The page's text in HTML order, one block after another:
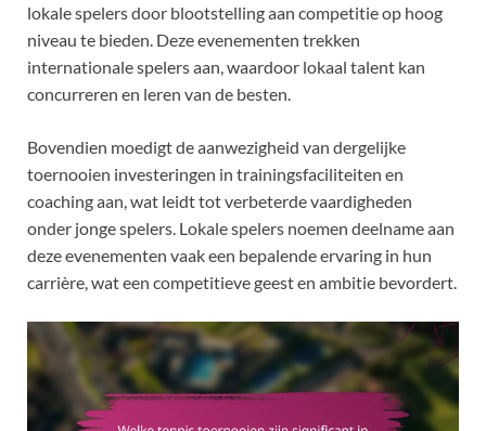
lokale spelers door blootstelling aan competitie op hoog
niveau te bieden. Deze evenementen trekken
internationale spelers aan, waardoor lokaal talent kan
concurreren en leren van de besten.
Bovendien moedigt de aanwezigheid van dergelijke
toernooien investeringen in trainingsfaciliteiten en
coaching aan, wat leidt tot verbeterde vaardigheden
onder jonge spelers. Lokale spelers noemen deelname aan
deze evenementen vaak een bepalende ervaring in hun
carrière, wat een competitieve geest en ambitie bevordert.